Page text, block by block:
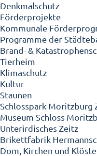
Denkmalschutz
Förderprojekte
Kommunale
Programme der
Brand- &
Tierheim
Klimaschutz
Kultur
Staunen
Schlosspark Moritzburg
Museum Schloss
Unterirdisches Zeitz
Brikettfabrik
Dom, Kirchen und